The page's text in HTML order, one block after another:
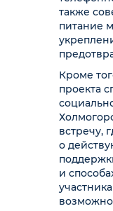
также
питание
Кроме
проекта
встречу,
о
и